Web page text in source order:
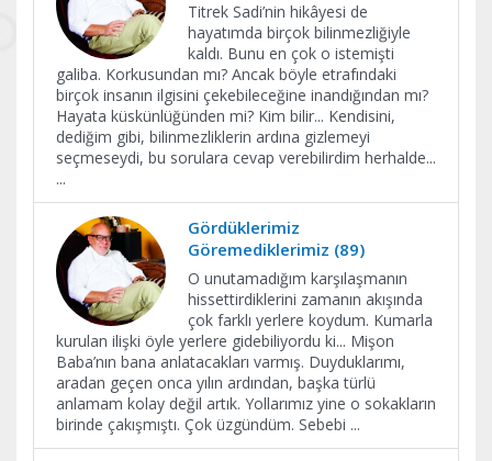
Titrek Sadi’nin hikâyesi de
hayatımda birçok bilinmezliğiyle
kaldı. Bunu en çok o istemişti
galiba. Korkusundan mı? Ancak böyle etrafındaki
birçok insanın ilgisini çekebileceğine inandığından mı?
Hayata küskünlüğünden mi? Kim bilir... Kendisini,
dediğim gibi, bilinmezliklerin ardına gizlemeyi
seçmeseydi, bu sorulara cevap verebilirdim herhalde...
...
Gördüklerimiz
Göremediklerimiz (89)
O unutamadığım karşılaşmanın
hissettirdiklerini zamanın akışında
çok farklı yerlere koydum. Kumarla
kurulan ilişki öyle yerlere gidebiliyordu ki... Mişon
Baba’nın bana anlatacakları varmış. Duyduklarımı,
aradan geçen onca yılın ardından, başka türlü
anlamam kolay değil artık. Yollarımız yine o sokakların
birinde çakışmıştı. Çok üzgündüm. Sebebi ...